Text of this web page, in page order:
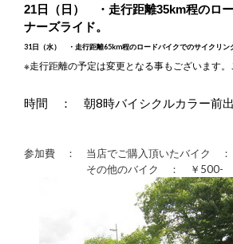
21日（日） ・走行距離35km程のロ
ナーズライド。
31日（水） ・走行距離65km程のロードバイクでのサイクリン
※走行距離の予定は変更となる事もございます。
時間 ： 朝8時バイシクルカラー前
参加費 ： 当店でご購入頂いたバイク
その他のバイク ： ￥500-